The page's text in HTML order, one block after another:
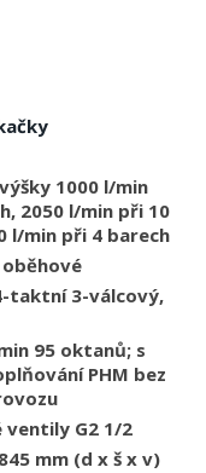
1000 l/min
2050 l/min při 10
l/min při 4 barech
taktní 3-válcový,
95 oktanů; s
PHM bez
G2 1/2
mm (d x š x v)